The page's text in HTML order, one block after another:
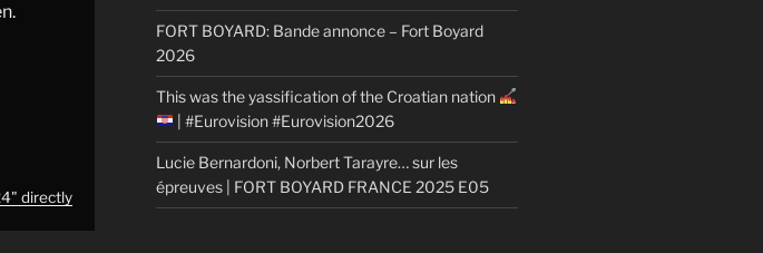
directly
FORT BOYARD: Bande annonce – Fort Boyard
2026
This was the yassification of the Croatian nation
| #Eurovision #Eurovision2026
Lucie Bernardoni, Norbert Tarayre… sur les
épreuves | FORT BOYARD FRANCE 2025 E05